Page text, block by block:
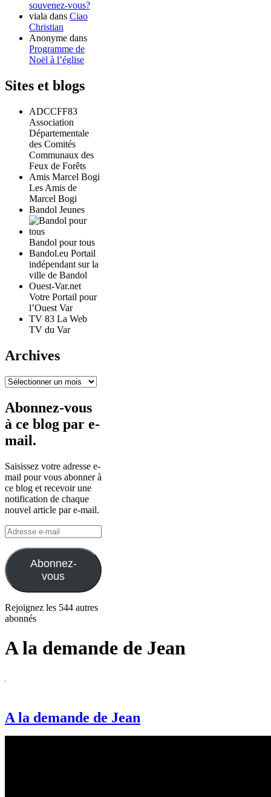
souvenez-vous?
viala dans Ciao
Christian
Anonyme dans
Programme de
Noël à l’église
Sites et blogs
ADCCFF83
Association
Départementale
des Comités
Communaux des
Feux de Forêts
Amis Marcel Bogi
Les Amis de
Marcel Bogi
Bandol Jeunes
Bandol pour tous
Bandol.eu Portail
indépendant sur la
ville de Bandol
Ouest-Var.net
Votre Portail pour
l’Ouest Var
TV 83 La Web
TV du Var
Archives
Archives
Abonnez-vous
à ce blog par e-
mail.
Saisissez votre adresse e-
mail pour vous abonner à
ce blog et recevoir une
notification de chaque
nouvel article par e-mail.
Adresse
e-
mail
Abonnez-
vous
Rejoignez les 544 autres
abonnés
A la demande de Jean
A la demande de Jean